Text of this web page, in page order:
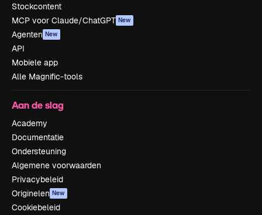
Stockcontent
MCP voor Claude/ChatGPT New
Agenten New
API
Mobiele app
Alle Magnific-tools
Aan de slag
Academy
Documentatie
Ondersteuning
Algemene voorwaarden
Privacybeleid
Originelen New
Cookiebeleid